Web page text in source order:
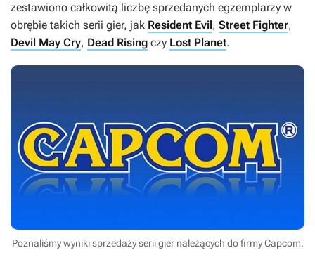
zestawiono całkowitą liczbę sprzedanych egzemplarzy w
obrębie takich serii gier, jak Resident Evil, Street Fighter,
Devil May Cry, Dead Rising czy Lost Planet.
Poznaliśmy wyniki sprzedaży serii gier należących do firmy Capcom.